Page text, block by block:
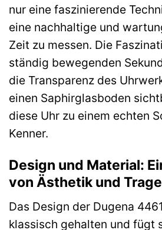
nur eine faszinierende
eine nachhaltige und
Zeit zu messen. Die
ständig bewegenden
die Transparenz des
einen Saphirglasboden
diese Uhr zu einem echten
Kenner.
Design und Material:
von Ästhetik und
Das Design der Dugena
klassisch gehalten und fügt